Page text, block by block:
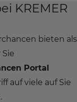
KREMER
bieten als
Portal
auf viele auf Sie